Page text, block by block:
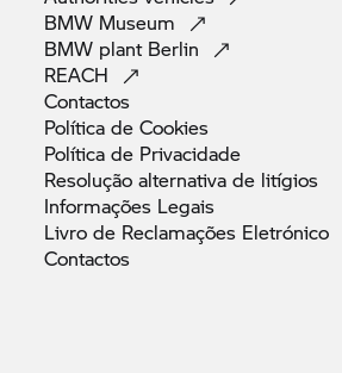
BMW Museum
BMW plant Berlin
REACH
Contactos
Política deCookies
Política de Privacidade
Resolução alternativa de litígios
Informações Legais
Livro de Reclamações Eletrónico
Contactos